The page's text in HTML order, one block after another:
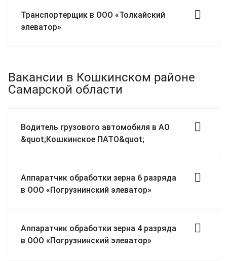
Транспортерщик в ООО «Толкайский
элеватор»
Вакансии в Кошкинском районе
Самарской области
Водитель грузового автомобиля в АО
&quot;Кошкинское ПАТО&quot;
Аппаратчик обработки зерна 6 разряда
в ООО «Погрузнинский элеватор»
Аппаратчик обработки зерна 4 разряда
в ООО «Погрузнинский элеватор»